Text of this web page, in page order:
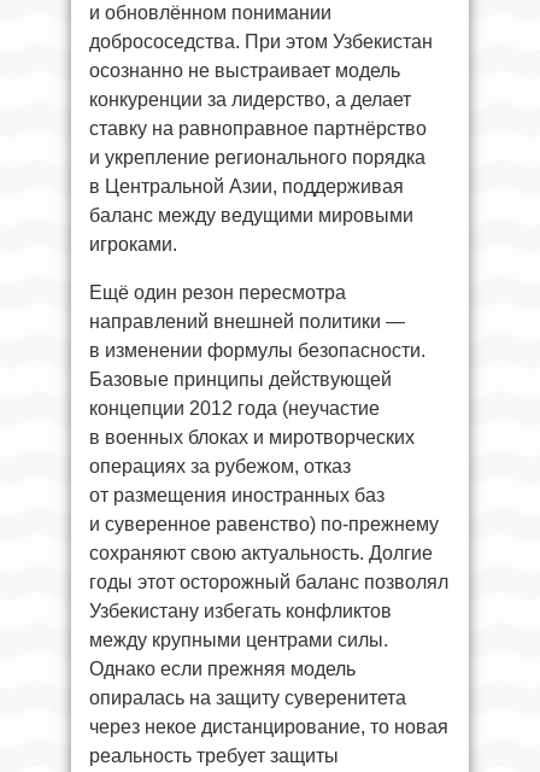
и обновлённом понимании
добрососедства. При этом Узбекистан
осознанно не выстраивает модель
конкуренции за лидерство, а делает
ставку на равноправное партнёрство
и укрепление регионального порядка
в Центральной Азии, поддерживая
баланс между ведущими мировыми
игроками.
Ещё один резон пересмотра
направлений внешней политики —
в изменении формулы безопасности.
Базовые принципы действующей
концепции 2012 года (неучастие
в военных блоках и миротворческих
операциях за рубежом, отказ
от размещения иностранных баз
и суверенное равенство) по-прежнему
сохраняют свою актуальность. Долгие
годы этот осторожный баланс позволял
Узбекистану избегать конфликтов
между крупными центрами силы.
Однако если прежняя модель
опиралась на защиту суверенитета
через некое дистанцирование, то новая
реальность требует защиты